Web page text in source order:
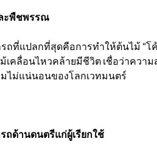
ะพืชพรรณ
ที่แปลกที่สุดคือการทำให้ต้นไม้ “โค้
เคลื่อนไหวคล้ายมีชีวิต เชื่อว่าคว
ไม่แน่นอนของโลกเวทมนตร์
ถด้านดนตรีแก่ผู้เรียกใช้